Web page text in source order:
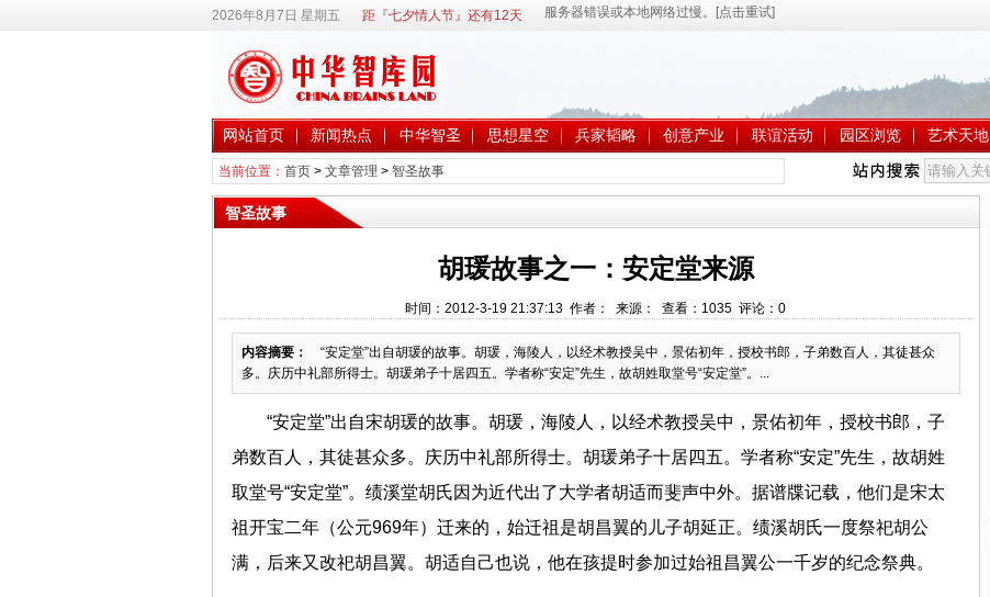
2026年8月7日 星期五 距『七夕情人节』还有12天
网站首页 新闻热点 中华智圣 思想星空 兵家韬略 创意产业 联谊活动 园区浏览 艺术天地
当前位置： 首页> 文章管理 > 智圣故事
智圣故事
胡瑗故事之一：安定堂来源
时间：2012-3-19 21:37:13 作者： 来源： 查看： 1035 评论： 0
内容摘要：
“安定堂”出自胡瑗的故事。胡瑗，海陵人，以经术教授吴中，景佑初年，授校书郎，子弟数百人，其徒甚众
多。庆历中礼部所得士。胡瑗弟子十居四五。学者称“安定”先生，故胡姓取堂号“安定堂”。...
“安定堂”出自宋胡瑗的故事。胡瑗，海陵人，以经术教授吴中，景佑初年，授校书郎，子
弟数百人，其徒甚众多。庆历中礼部所得士。胡瑗弟子十居四五。学者称“安定”先生，故胡姓
取堂号“安定堂”。绩溪堂胡氏因为近代出了大学者胡适而斐声中外。据谱牒记载，他们是宋太
祖开宝二年（公元969年）迁来的，始迁祖是胡昌翼的儿子胡延正。绩溪胡氏一度祭祀胡公
满，后来又改祀胡昌翼。胡适自己也说，他在孩提时参加过始祖昌翼公一千岁的纪念祭典。